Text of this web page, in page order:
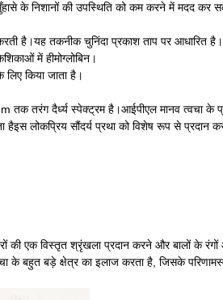
के निशानों की उपस्थिति को कम करने में मदद कर
है।यह तकनीक चुनिंदा प्रकाश ताप पर आधारित
में हीमोग्लोबिन।
किया जाता है।
तरंग दैर्ध्य स्पेक्ट्रम है।आईपीएल मानव त्वचा के
लोकप्रिय सौंदर्य प्रथा को विशेष रूप से प्रदान
की एक विस्तृत श्रृंखला प्रदान करने और बालों के रंगों
के बहुत बड़े क्षेत्र का इलाज करता है, जिसके